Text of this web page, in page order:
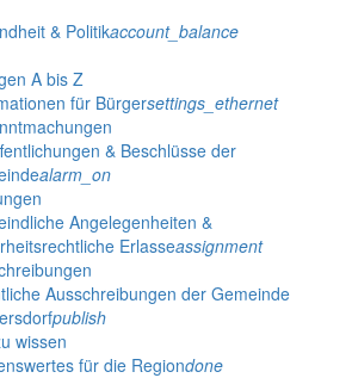
& Politikaccount_balance
A bis Z
für Bürgersettings_ethernet
& Beschlüsse der
alarm_on
Angelegenheiten &
Erlasseassignment
Ausschreibungen der Gemeinde
publish
wissen
für die Regiondone